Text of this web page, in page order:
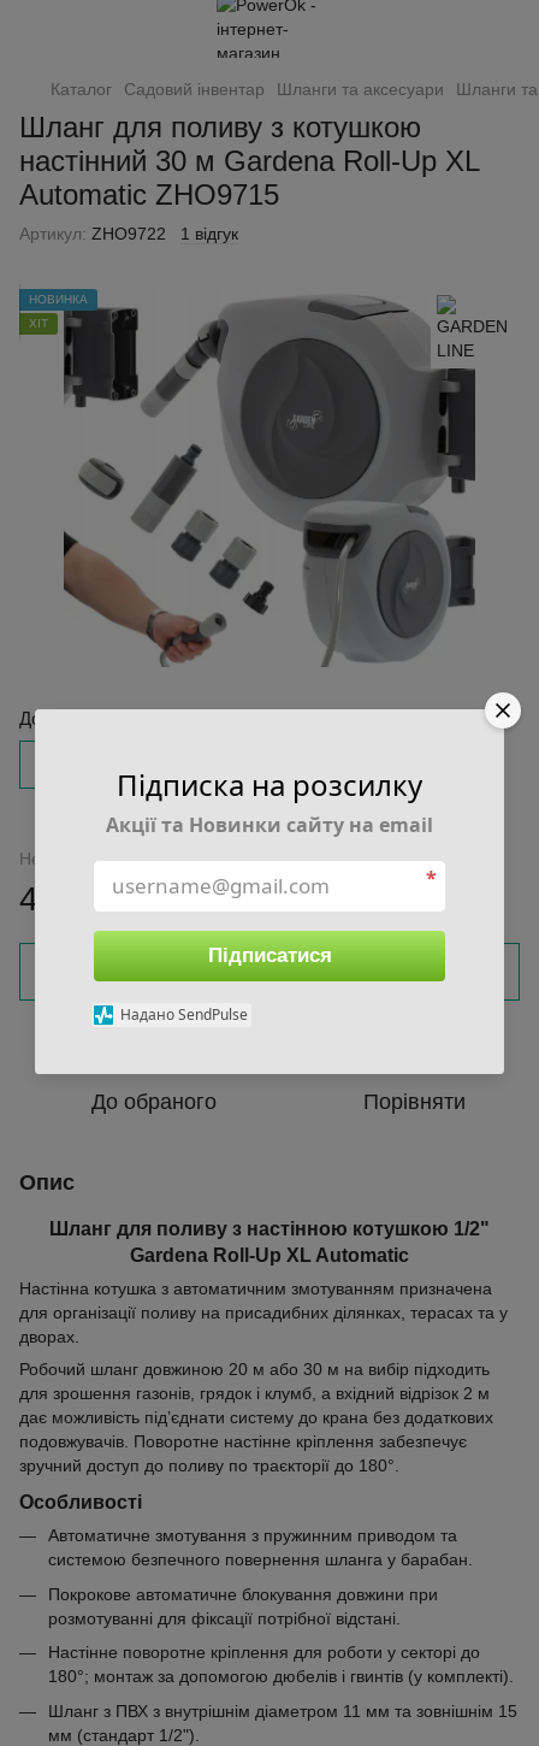
Каталог Садовий інвентар Шланги та аксесуари Шланги
Шланг для поливу з котушкою
настінний 30 м Gardena Roll-Up XL
Automatic ZHO9715
Артикул: ZHO9722 1 відгук
НОВИНКА
ХІТ
Довжина шланга
Немає в наявності
4 850 грн
Повідомити, коли з'явиться
До обраного Порівняти
Опис
Шланг для поливу з настінною котушкою 1/2"
Gardena Roll-Up XL Automatic
Настінна котушка з автоматичним змотуванням призначена
для організації поливу на присадибних ділянках, терасах та у
дворах.
Робочий шланг довжиною 20 м або 30 м на вибір підходить
для зрошення газонів, грядок і клумб, а вхідний відрізок 2 м
дає можливість під’єднати систему до крана без додаткових
подовжувачів. Поворотне настінне кріплення забезпечує
зручний доступ до поливу по траєкторії до 180°.
Особливості
Автоматичне змотування з пружинним приводом та
системою безпечного повернення шланга у барабан.
Покрокове автоматичне блокування довжини при
розмотуванні для фіксації потрібної відстані.
Настінне поворотне кріплення для роботи у секторі до
180°; монтаж за допомогою дюбелів і гвинтів (у комплекті).
Шланг з ПВХ з внутрішнім діаметром 11 мм та зовнішнім 15
мм (стандарт 1/2").
Підписка на розсилку
Акції та Новинки сайту на email
*
Підписатися
Надано SendPulse